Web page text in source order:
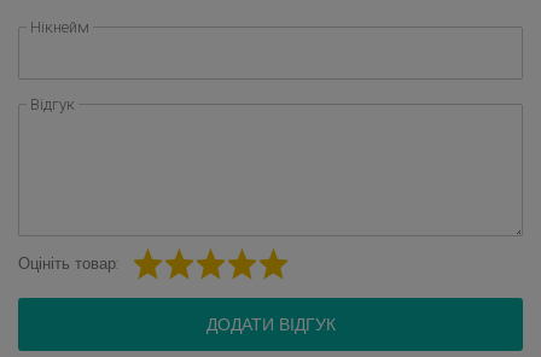
Нікнейм
Відгук
Оцініть товар:
ДОДАТИ ВІДГУК